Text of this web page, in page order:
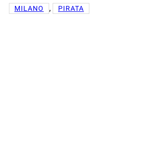
MILANO , PIRATA